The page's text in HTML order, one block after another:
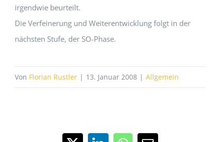
irgendwie beurteilt.
Die Verfeinerung und Weiterentwicklung folgt in der
nächsten Stufe, der SO-Phase.
Von Florian Rustler | 13. Januar 2008 | Allgemein